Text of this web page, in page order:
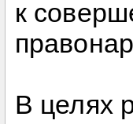
к
В целях